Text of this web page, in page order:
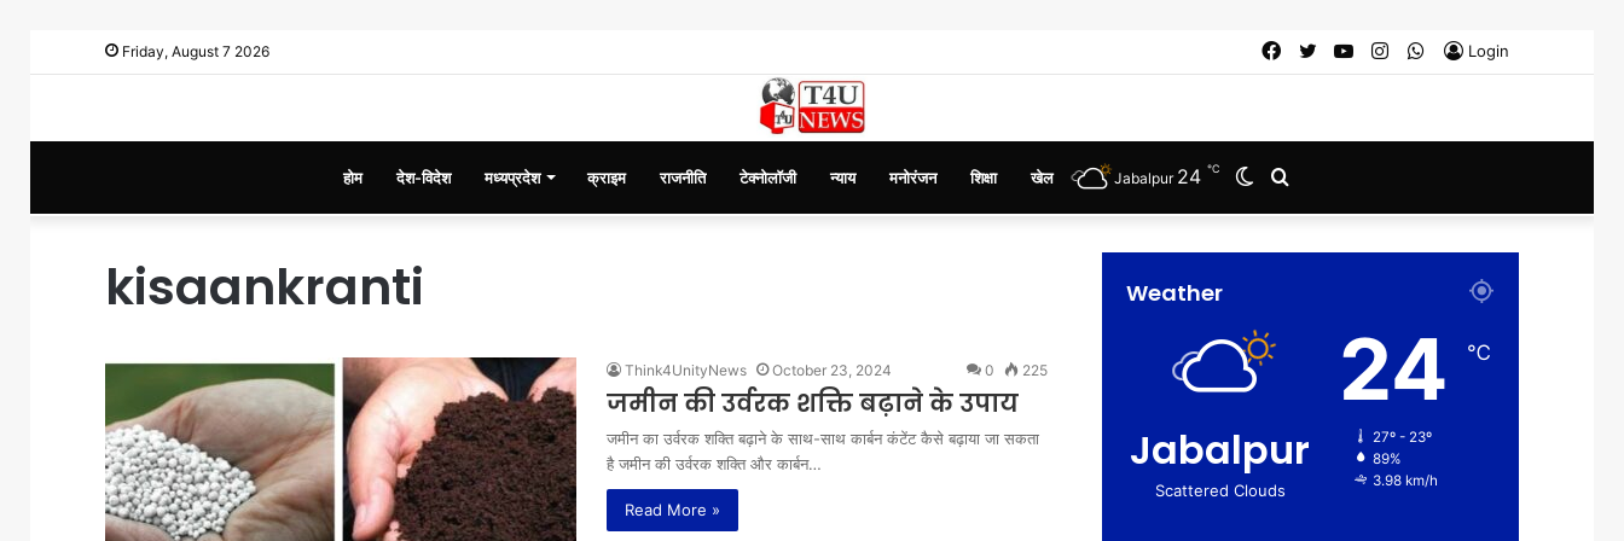
Friday, August 7 2026 Login
WhatsApp
Instagram
YouTube
Twitter
Facebook
होम देश-विदेश मध्यप्रदेश क्राइम राजनीति टेक्नोलॉजी न्याय मनोरंजन शिक्षा खेल
for
Switch
skin
Jabalpur 24 ℃
kisaankranti
Think4UnityNews October 23, 2024 0 225
जमीन की उर्वरक शक्ति बढ़ाने के उपाय
जमीन का उर्वरक शक्ति बढ़ाने के साथ-साथ कार्बन कंटेंट कैसे बढ़ाया जा सकता
है जमीन की उर्वरक शक्ति और कार्बन…
Read More »
Weather
Jabalpur
Scattered Clouds
24 ℃
27º - 23º
89%
3.98 km/h